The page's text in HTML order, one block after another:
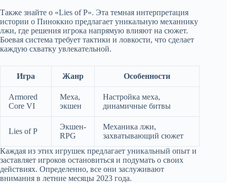
Также знайте о «Lies of P». Эта темная интерпретация
истории о Пиноккио предлагает уникальную механнику
лжи, где решения игрока напрямую влияют на сюжет.
Боевая система требует тактики и ловкости, что сделает
каждую схватку увлекательной.
Игра Жанр Особенности
Armored
Core VI
Меха,
экшен
Настройка меха,
динамичные битвы
Lies of P
Экшен-
RPG
Механика лжи,
захватывающий сюжет
Каждая из этих игрушек предлагает уникальный опыт и
заставляет игроков остановиться и подумать о своих
действиях. Определенно, все они заслуживают
внимания в летние месяцы 2023 года.